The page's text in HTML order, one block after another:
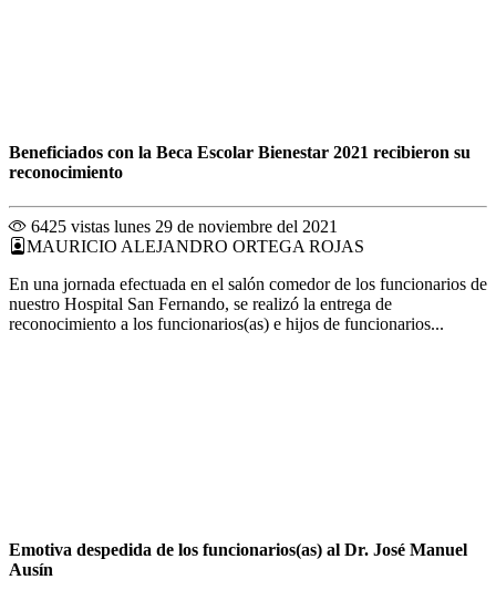
Beneficiados con la Beca Escolar Bienestar 2021 recibieron su
reconocimiento
6425 vistas lunes 29 de noviembre del 2021
MAURICIO ALEJANDRO ORTEGA ROJAS
En una jornada efectuada en el salón comedor de los funcionarios de
nuestro Hospital San Fernando, se realizó la entrega de
reconocimiento a los funcionarios(as) e hijos de funcionarios...
Emotiva despedida de los funcionarios(as) al Dr. José Manuel
Ausín